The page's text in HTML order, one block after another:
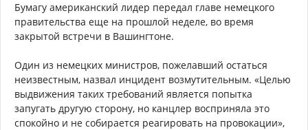
Бумагу американский лидер передал главе немецкого
правительства еще на прошлой неделе, во время
закрытой встречи в Вашингтоне.
Один из немецких министров, пожелавший остаться
неизвестным, назвал инцидент возмутительным. «Целью
выдвижения таких требований является попытка
запугать другую сторону, но канцлер восприняла это
спокойно и не собирается реагировать на провокации»,